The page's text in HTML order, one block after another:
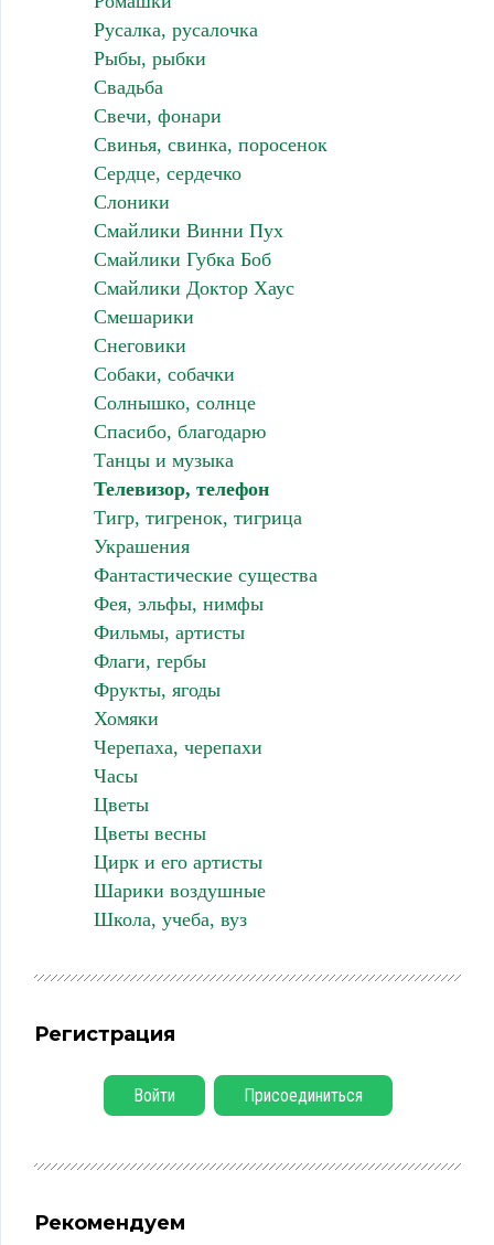
Русалка, русалочка
Рыбы, рыбки
Свадьба
Свечи, фонари
Свинья, свинка, поросенок
Сердце, сердечко
Слоники
Смайлики Винни Пух
Смайлики Губка Боб
Смайлики Доктор Хаус
Смешарики
Снеговики
Собаки, собачки
Солнышко, солнце
Спасибо, благодарю
Танцы и музыка
Телевизор, телефон
Тигр, тигренок, тигрица
Украшения
Фантастические существа
Фея, эльфы, нимфы
Фильмы, артисты
Флаги, гербы
Фрукты, ягоды
Хомяки
Черепаха, черепахи
Часы
Цветы
Цветы весны
Цирк и его артисты
Шарики воздушные
Школа, учеба, вуз
Регистрация
Войти Присоединиться
Рекомендуем